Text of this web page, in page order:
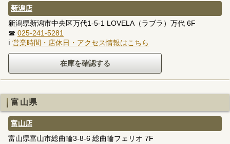
新潟店
新潟県新潟市中央区万代1-5-1 LOVELA（ラブラ）万代 6F
☎ 025-241-5281
ℹ 営業時間・店休日・アクセス情報はこちら
富山県
富山店
富山県富山市総曲輪3-8-6 総曲輪フェリオ 7F